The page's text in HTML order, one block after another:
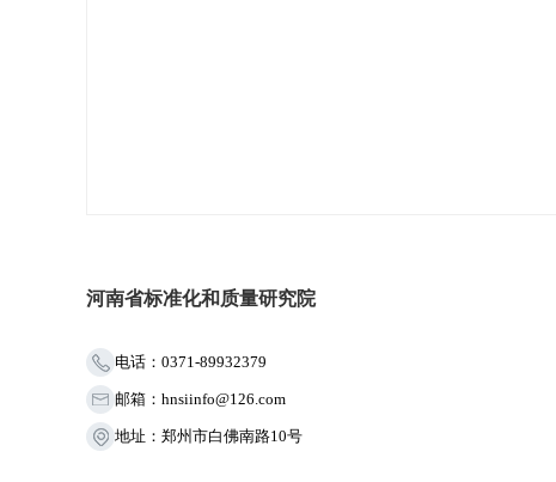
河南省标准化和质量研究院
电话：0371-89932379
邮箱：hnsiinfo@126.com
地址：郑州市白佛南路10号